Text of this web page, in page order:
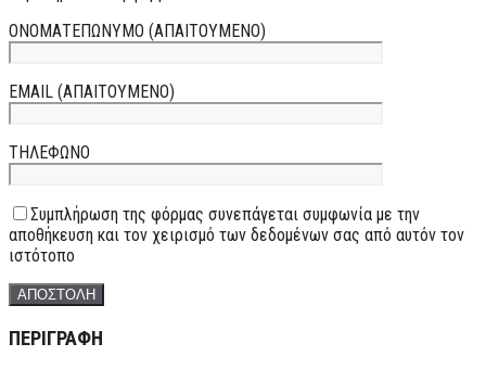
ΟΝΟΜΑΤΕΠΩΝΥΜΟ (ΑΠΑΙΤΟΥΜΕΝΟ)
EMAIL (ΑΠΑΙΤΟΥΜΕΝΟ)
ΤΗΛΕΦΩΝΟ
Συμπλήρωση της φόρμας συνεπάγεται συμφωνία με την
αποθήκευση και τον χειρισμό των δεδομένων σας από αυτόν τον
ιστότοπο
ΠΕΡΙΓΡΑΦΗ